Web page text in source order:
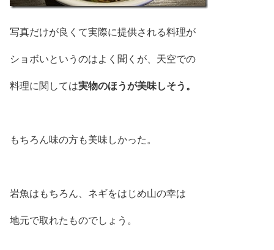
写真だけが良くて実際に提供される料理が
ショボいというのはよく聞くが、天空での
料理に関しては実物のほうが美味しそう。
もちろん味の方も美味しかった。
岩魚はもちろん、ネギをはじめ山の幸は
地元で取れたものでしょう。